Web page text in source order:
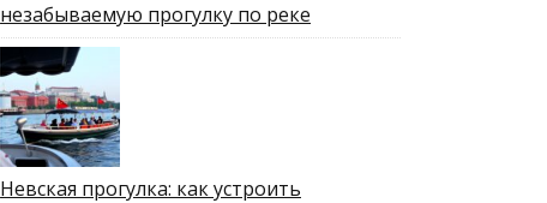
незабываемую прогулку по реке
Невская прогулка: как устроить